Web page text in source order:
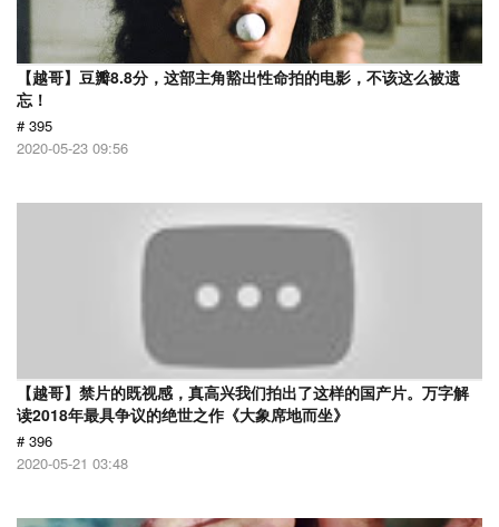
【越哥】豆瓣8.8分，这部主角豁出性命拍的电影，不该这么被遗
忘！
# 395
2020-05-23 09:56
【越哥】禁片的既视感，真高兴我们拍出了这样的国产片。万字解
读2018年最具争议的绝世之作《大象席地而坐》
# 396
2020-05-21 03:48